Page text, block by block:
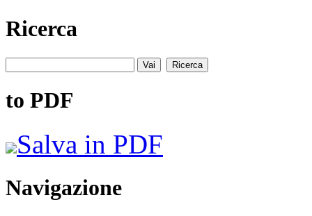
Ricerca
to PDF
Salva in PDF
Navigazione